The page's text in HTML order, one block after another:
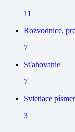
11
Rozvodnice,
7
Sťahovanie
7
Svietiace
3